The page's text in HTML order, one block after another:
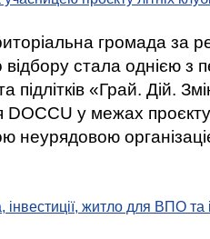
громада за
відбору стала однією
підлітків «Грай. Дій.
DOCCU у межах
неурядовою
інвестиції, житло для ВПО